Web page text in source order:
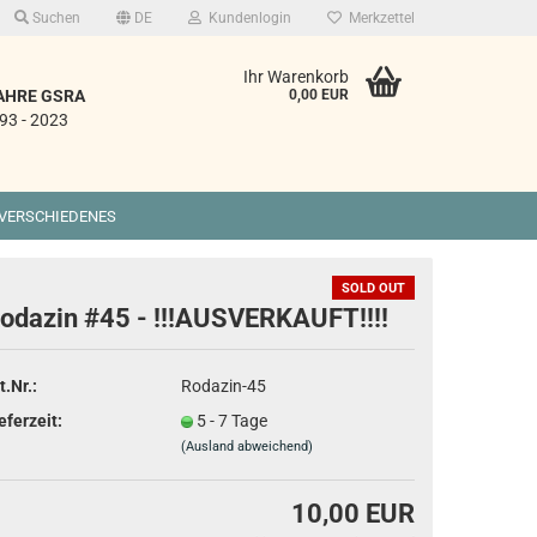
Suchen DE Kundenlogin
vergessen?
Merkzettel
GSRA
- 2023
Ihr Warenkorb
0,00 EUR
SOLD OUT
#45 - !!!AUSVERKAUFT!!!!
Rodazin-45
5 - 7 Tage
(Ausland abweichend)
10,00 EUR